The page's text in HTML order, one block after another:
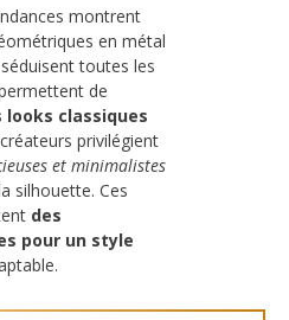
montrent
en métal
toutes les
de
classiques
privilégient
et minimalistes
silhouette. Ces
des
pour un style